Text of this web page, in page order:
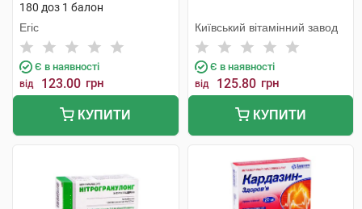
180 доз 1 балон
Егіс
Є в наявності
від 123.00 грн
КУПИТИ
Київський вітамінний завод
Є в наявності
від 125.80 грн
КУПИТИ